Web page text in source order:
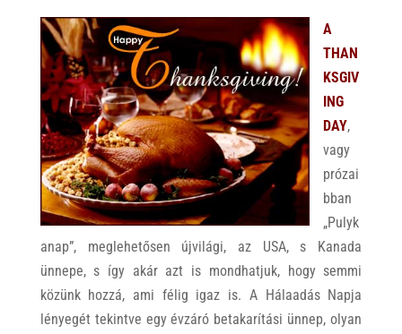
A
THAN
KSGIV
ING
DAY,
vagy
prózai
bban
„Pulyk
anap”, meglehetősen újvilági, az USA, s Kanada
ünnepe, s így akár azt is mondhatjuk, hogy semmi
közünk hozzá, ami félig igaz is. A Hálaadás Napja
lényegét tekintve egy évzáró betakarítási ünnep, olyan